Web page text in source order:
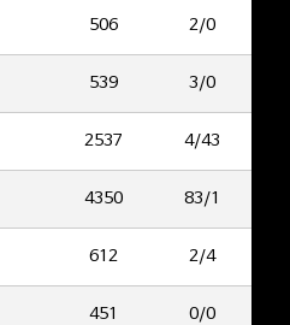
506 2/0
539 3/0
2537 4/43
4350 83/1
612 2/4
451 0/0